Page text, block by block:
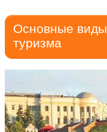
Основные виды
туризма